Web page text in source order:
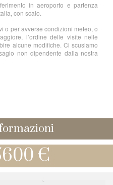
in aeroporto e partenza
con scalo.
o per avverse condizioni meteo, o
l’ordine delle visite nelle
alcune modifiche. Ci scusiamo
non dipendente dalla nostra
€